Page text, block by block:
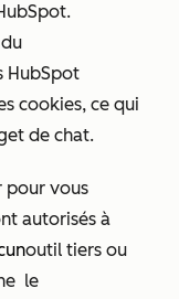
HubSpot
cookies, ce qui
de chat.
pour vous
autorisés à
outil tiers ou
le